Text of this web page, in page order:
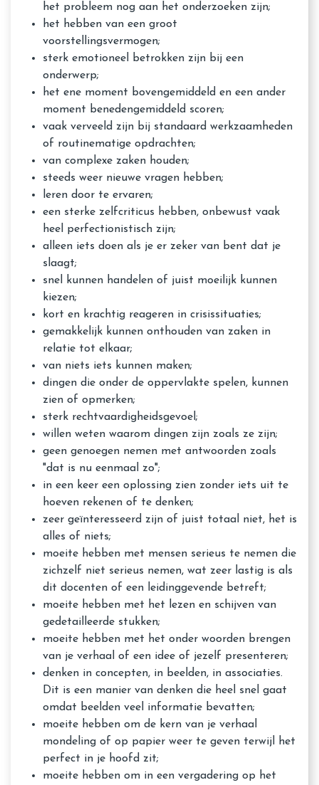
het probleem nog aan het onderzoeken zijn;
het hebben van een groot
voorstellingsvermogen;
sterk emotioneel betrokken zijn bij een
onderwerp;
het ene moment bovengemiddeld en een ander
moment benedengemiddeld scoren;
vaak verveeld zijn bij standaard werkzaamheden
of routinematige opdrachten;
van complexe zaken houden;
steeds weer nieuwe vragen hebben;
leren door te ervaren;
een sterke zelfcriticus hebben, onbewust vaak
heel perfectionistisch zijn;
alleen iets doen als je er zeker van bent dat je
slaagt;
snel kunnen handelen of juist moeilijk kunnen
kiezen;
kort en krachtig reageren in crisissituaties;
gemakkelijk kunnen onthouden van zaken in
relatie tot elkaar;
van niets iets kunnen maken;
dingen die onder de oppervlakte spelen, kunnen
zien of opmerken;
sterk rechtvaardigheidsgevoel;
willen weten waarom dingen zijn zoals ze zijn;
geen genoegen nemen met antwoorden zoals
"dat is nu eenmaal zo";
in een keer een oplossing zien zonder iets uit te
hoeven rekenen of te denken;
zeer geïnteresseerd zijn of juist totaal niet, het is
alles of niets;
moeite hebben met mensen serieus te nemen die
zichzelf niet serieus nemen, wat zeer lastig is als
dit docenten of een leidinggevende betreft;
moeite hebben met het lezen en schijven van
gedetailleerde stukken;
moeite hebben met het onder woorden brengen
van je verhaal of een idee of jezelf presenteren;
denken in concepten, in beelden, in associaties.
Dit is een manier van denken die heel snel gaat
omdat beelden veel informatie bevatten;
moeite hebben om de kern van je verhaal
mondeling of op papier weer te geven terwijl het
perfect in je hoofd zit;
moeite hebben om in een vergadering op het